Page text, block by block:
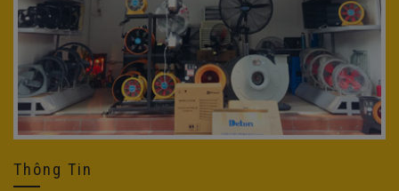
Thông Tin